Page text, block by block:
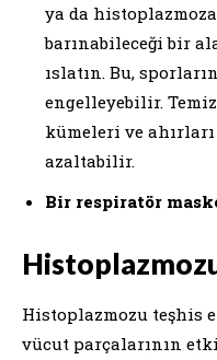
ya da
barınabileceği bir
ıslatın. Bu,
engelleyebilir.
kümeleri ve
azaltabilir.
Bir respiratör
Histoplazmozu teşhis
vücut parçalarının